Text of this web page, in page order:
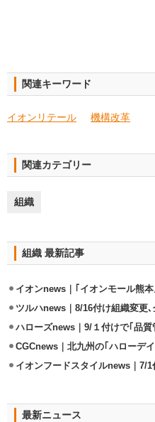
関連キーワード
イオンリテール 機構改革
関連カテゴリー
組織
組織 最新記事
ハローズnews｜9/１付けで｢品
CGCnews｜北九州の｢ハローデ
最新ニュース